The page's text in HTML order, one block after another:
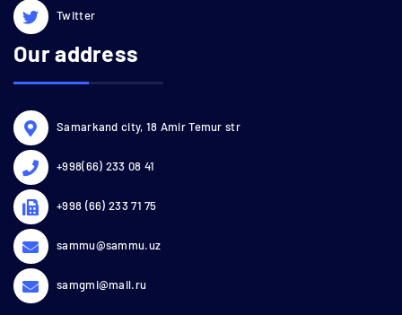
Twitter
Our address
Samarkand city, 18 Amir Temur str
+998(66) 233 08 41
+998 (66) 233 71 75
sammu@sammu.uz
samgmi@mail.ru